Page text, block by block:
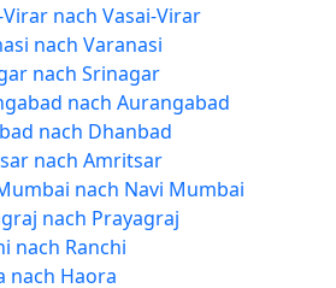
nach Vasai-Virar
nach Varanasi
nach Srinagar
nach Aurangabad
nach Dhanbad
nach Amritsar
nach Navi Mumbai
nach Prayagraj
nach Ranchi
nach Haora